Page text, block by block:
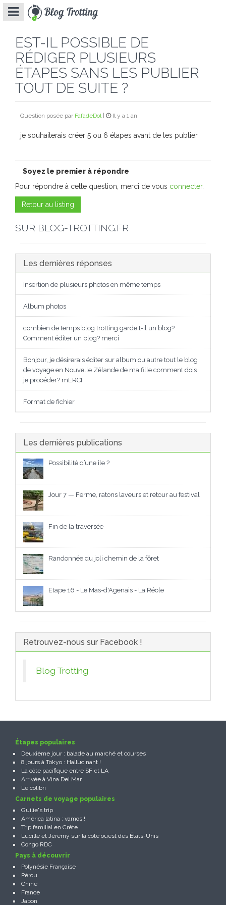
EST-IL POSSIBLE DE
RÉDIGER PLUSIEURS
ÉTAPES SANS LES PUBLIER
TOUT DE SUITE ?
Question posée par FafadeDol| Il y a 1 an
je souhaiterais créer 5 ou 6 étapes avant de les publier
Soyez le premier à répondre
Pour répondre à cette question, merci de vous connecter.
Retour au listing
SUR BLOG-TROTTING.FR
Les dernières réponses
Insertion de plusieurs photos en même temps
Album photos
combien de temps blog trotting garde t-il un blog?
Comment éditer un blog? merci
Bonjour, je désirerais éditer sur album ou autre tout le blog
de voyage en Nouvelle Zélande de ma fille comment dois
je procéder? mERCI
Format de fichier
Les dernières publications
Possibilité d’une île ?
Jour 7 — Ferme, ratons laveurs et retour au festival
Fin de la traversée
Randonnée du joli chemin de la fôret
Etape 16 - Le Mas-d'Agenais - La Réole
Retrouvez-nous sur Facebook !
Blog Trotting
Étapes populaires
Deuxième jour : balade au marché et courses
8 jours à Tokyo : Hallucinant !
La côte pacifique entre SF et LA
Arrivée à Vina Del Mar
Le colibri
Carnets de voyage populaires
Guilie's trip
América latina : vamos !
Trip familial en Crète
Lucille et Jérémy sur la côte ouest des États-Unis
Congo RDC
Pays à découvrir
Polynésie Française
Pérou
Chine
France
Japon